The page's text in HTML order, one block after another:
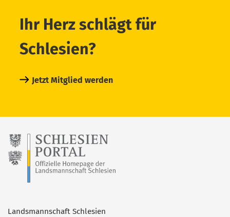
Ihr Herz schlägt für
Schlesien?
Jetzt Mitglied werden
Landsmannschaft Schlesien